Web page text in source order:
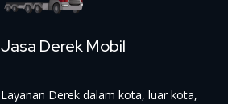
Jasa Derek Mobil
Layanan Derek dalam kota, luar kota,